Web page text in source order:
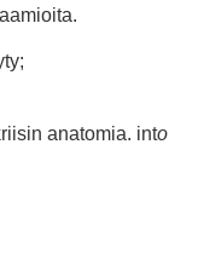
anatomia. into